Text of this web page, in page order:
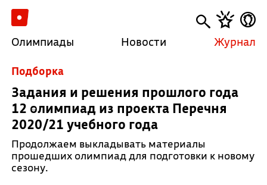
Олимпиады Новости Журнал
Подборка
Задания и решения прошлого года
12 олимпиад из проекта Перечня
2020/21 учебного года
Продолжаем выкладывать материалы
прошедших олимпиад для подготовки к новому
сезону.